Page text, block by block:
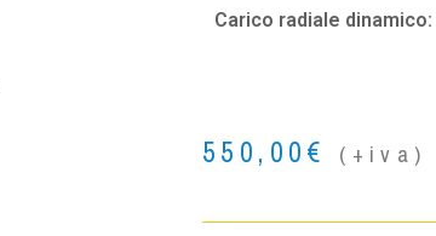
Carico radiale dinamico:
550,00€ (+iva)